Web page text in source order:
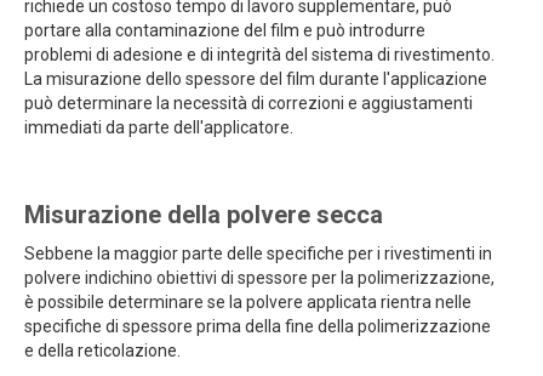
richiede un costoso tempo di lavoro supplementare, può
portare alla contaminazione del film e può introdurre
problemi di adesione e di integrità del sistema di rivestimento.
La misurazione dello spessore del film durante l'applicazione
può determinare la necessità di correzioni e aggiustamenti
immediati da parte dell'applicatore.
Misurazione della polvere secca
Sebbene la maggior parte delle specifiche per i rivestimenti in
polvere indichino obiettivi di spessore per la polimerizzazione,
è possibile determinare se la polvere applicata rientra nelle
specifiche di spessore prima della fine della polimerizzazione
e della reticolazione.